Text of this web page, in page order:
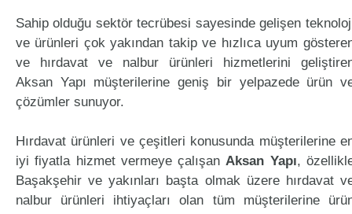
Sahip olduğu sektör tecrübesi sayesinde gelişen
ve ürünleri çok yakından takip ve hızlıca uyum
ve hırdavat ve nalbur ürünleri hizmetlerini
Aksan Yapı müşterilerine geniş bir yelpazede ürün
çözümler sunuyor.
Hırdavat ürünleri ve çeşitleri konusunda müşterilerine
iyi fiyatla hizmet vermeye çalışanAksan Yapı,
Başakşehir ve yakınları başta olmak üzere hırdavat
nalbur ürünleri ihtiyaçları olan tüm müşterilerine